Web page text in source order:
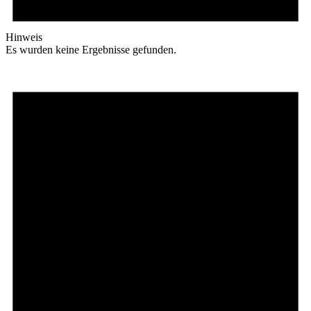
Hinweis
Es wurden keine Ergebnisse gefunden.